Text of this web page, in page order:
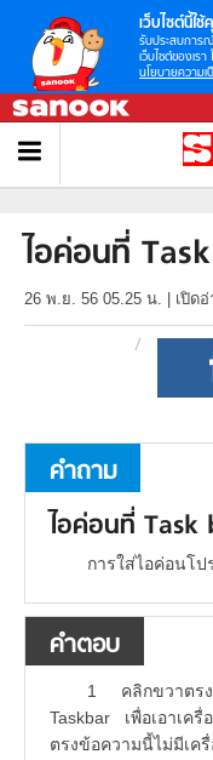
เว็บไซต์นี้ใช้
รับประสบการ
เว็บไซต์ของเร
นโยบายความเ
ไอค่อนที่
26 พ.ย. 56 05.25 น. เปิด
คำถาม
ไอค่อนที่ Task
การใส่ไอค่อนโป
คำตอบ
1 คลิกขวาตรง
Taskbar เพื่อเอาเ
ตรงข้อความนี้ไม่มีเค